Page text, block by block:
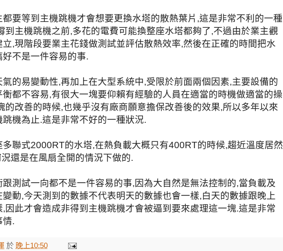
都要等到主機跳機才會想要更換水塔的散熱葉片,這是非常不利的一種
到主機跳機之前,多花的電費可能換整座水塔都夠了,不過由於業主觀
立,現階段要業主花錢做測試並評估散熱效率,然後在正確的時間把水
不是一件容易的事.
氣的易變動性,再加上在大型系統中,受限於前面兩個因素,主要設備的
都不容易,有很大一塊要仰賴有經驗的人員在適當的時機做適當的操
的改善的時候,也幾乎沒有廠商願意擔保改善後的效果,所以多年以來
機為止.這是非常不好的一種狀況.
多聯式2000RT的水塔,在熱負載大概只有400RT的時候,趨近溫度居然
還是在風扇全開的情況下做的.
跟測試一向都不是一件容易的事,因為大自然是無法控制的,當負載及
變動,今天測到的數據不代表明天的數據也會一樣,白天的數據跟晚上
因此才會造成非得到主機跳機才會被逼到要來處理這一塊.這是非常
情.
於 晚上10:50